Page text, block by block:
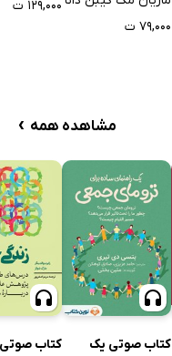
۷۹,۰۰۰ ت
۱۲۹,۰۰۰ ت
مشاهده همه ›
کتاب صوتی یک
کتاب صوتی